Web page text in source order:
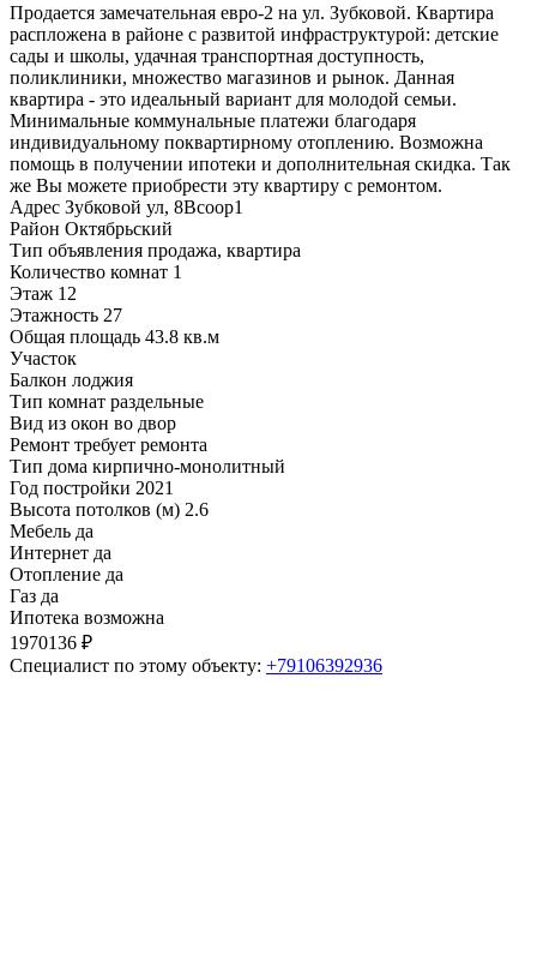
Продается замечательная евро-2 на ул. Зубковой. Квартира
распложена в районе с развитой инфраструктурой: детские
сады и школы, удачная транспортная доступность,
поликлиники, множество магазинов и рынок. Данная
квартира - это идеальный вариант для молодой семьи.
Минимальные коммунальные платежи благодаря
индивидуальному поквартирному отоплению. Возможна
помощь в получении ипотеки и дополнительная скидка. Так
же Вы можете приобрести эту квартиру с ремонтом.
Адрес Зубковой ул, 8Всоор1
Район Октябрьский
Тип объявления продажа, квартира
Количество комнат 1
Этаж 12
Этажность 27
Общая площадь 43.8 кв.м
Участок
Балкон лоджия
Тип комнат раздельные
Вид из окон во двор
Ремонт требует ремонта
Тип дома кирпично-монолитный
Год постройки 2021
Высота потолков (м) 2.6
Мебель да
Интернет да
Отопление да
Газ да
Ипотека возможна
1970136 ₽
Специалист по этому объекту: +79106392936